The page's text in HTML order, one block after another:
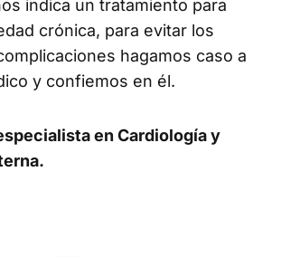
indica un tratamiento para
crónica, para evitar los
hagamos caso a
y confiemos en él.
en Cardiología y